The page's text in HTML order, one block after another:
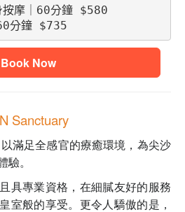
按摩｜60分鐘 $580
分鐘 $735
Book Now
Sanctuary
滿足全感官的療癒環境，為尖沙
。
具專業資格，在細膩友好的服務
室般的享受。更令人驕傲的是，